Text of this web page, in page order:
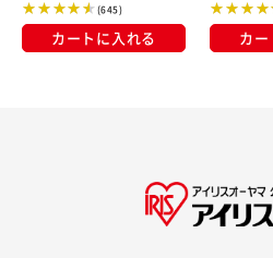
(645)
カートに入れる カ